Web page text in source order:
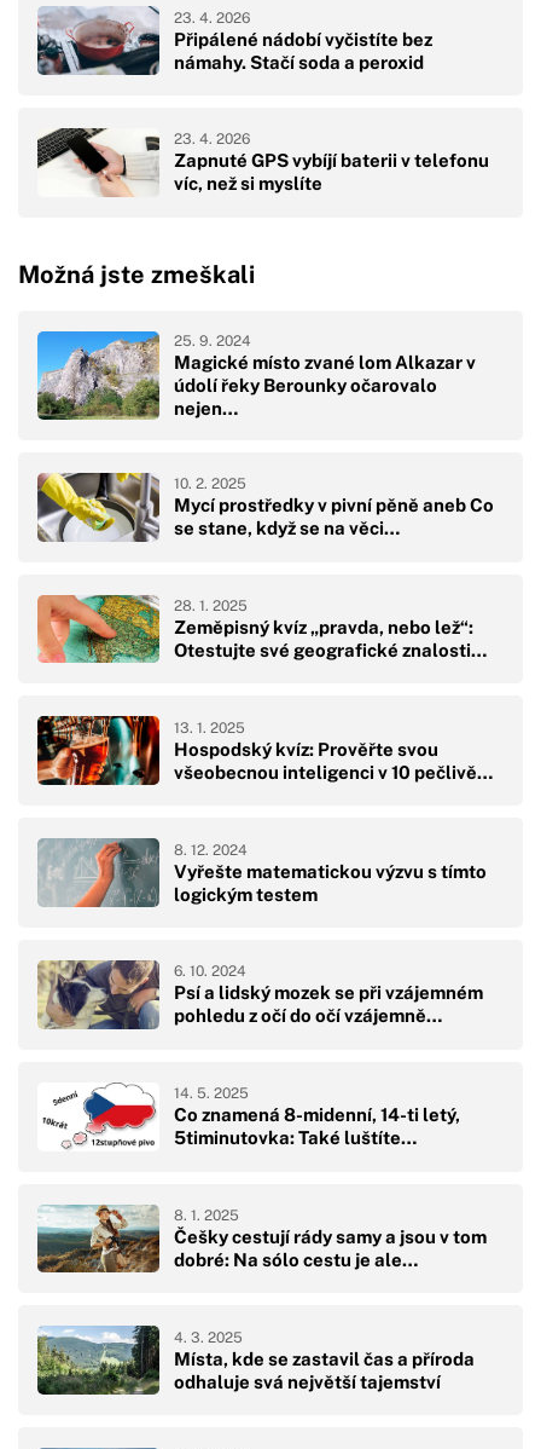
Připálené nádobí vyčistíte bez
námahy. Stačí soda a peroxid
23. 4. 2026
Zapnuté GPS vybíjí baterii v telefonu
víc, než si myslíte
23. 4. 2026
Možná jste zmeškali
Magické místo zvané lom Alkazar v
údolí řeky Berounky očarovalo
nejen…
25. 9. 2024
Mycí prostředky v pivní pěně aneb Co
se stane, když se na věci…
10. 2. 2025
Zeměpisný kvíz „pravda, nebo lež“:
Otestujte své geografické znalosti…
28. 1. 2025
Hospodský kvíz: Prověřte svou
všeobecnou inteligenci v 10 pečlivě…
13. 1. 2025
Vyřešte matematickou výzvu s tímto
logickým testem
8. 12. 2024
Psí a lidský mozek se při vzájemném
pohledu z očí do očí vzájemně…
6. 10. 2024
Co znamená 8-midenní, 14-ti letý,
5timinutovka: Také luštíte…
14. 5. 2025
Češky cestují rády samy a jsou v tom
dobré: Na sólo cestu je ale…
8. 1. 2025
Místa, kde se zastavil čas a příroda
odhaluje svá největší tajemství
4. 3. 2025